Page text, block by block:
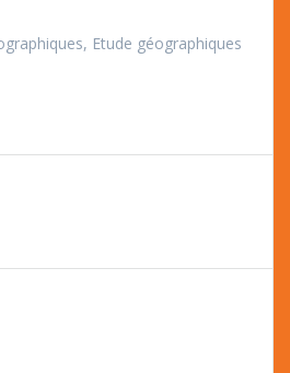
Etude géographiques